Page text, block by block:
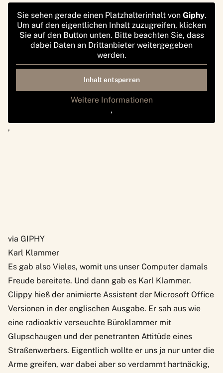
Sie sehen gerade einen Platzhalterinhalt von Giphy.
Um auf den eigentlichen Inhalt zuzugreifen, klicken
Sie auf den Button unten. Bitte beachten Sie, dass
dabei Daten an Drittanbieter weitergegeben
werden.
Inhalt entsperren
Weitere Informationen
‚
‚
via GIPHY
Karl Klammer
Es gab also Vieles, womit uns unser Computer damals
Freude bereitete. Und dann gab es Karl Klammer.
Clippy hieß der animierte Assistent der Microsoft Office
Versionen in der englischen Ausgabe. Er sah aus wie
eine radioaktiv verseuchte Büroklammer mit
Glupschaugen und der penetranten Attitüde eines
Straßenwerbers. Eigentlich wollte er uns ja nur unter die
Arme greifen, war dabei aber so verdammt hartnäckig,